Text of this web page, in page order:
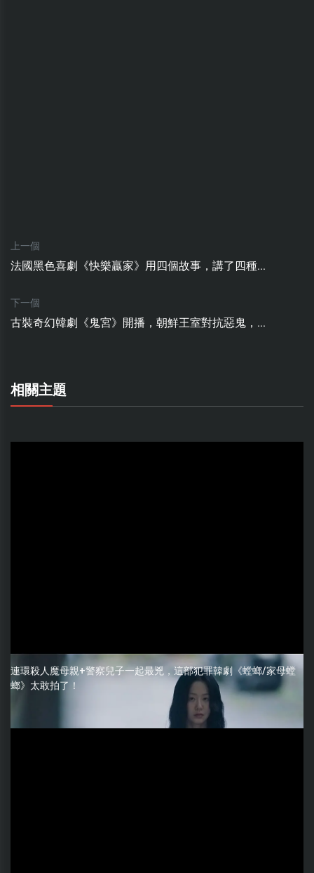
上一個
法國黑色喜劇《快樂贏家》用四個故事，講了四種...
下一個
古裝奇幻韓劇《鬼宮》開播，朝鮮王室對抗惡鬼，...
相關主題
連環殺人魔母親+警察兒子一起最兇，這部犯罪韓劇《螳螂/家母螳
螂》太敢拍了！